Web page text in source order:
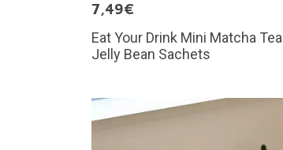
7,49€
Eat Your Drink Mini Matcha Tea
Jelly Bean Sachets